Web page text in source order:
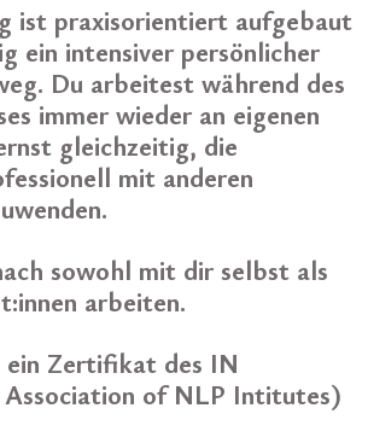
ist praxisorientiert aufgebaut
ein intensiver persönlicher
Du arbeitest während des
immer wieder an eigenen
gleichzeitig, die
mit anderen
sowohl mit dir selbst als
arbeiten.
ein Zertifikat des IN
of NLP Intitutes)